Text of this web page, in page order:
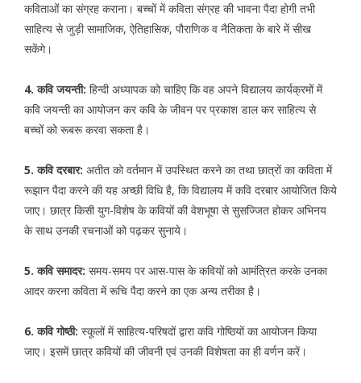
कविताओं का संग्रह कराना। बच्चों में कविता संग्रह की भावना पैदा होगी तभी
साहित्य से जुड़ी सामाजिक, ऐतिहासिक, पौराणिक व नैतिकता के बारे में सीख
सकेंगे।
4. कवि जयन्ती: हिन्दी अध्यापक को चाहिए कि वह अपने विद्यालय कार्यक्रमों में
कवि जयन्ती का आयोजन कर कवि के जीवन पर प्रकाश डाल कर साहित्य से
बच्चों को रूबरू करवा सकता है।
5. कवि दरबार: अतीत को वर्तमान में उपस्थित करने का तथा छात्रों का कविता में
रूझान पैदा करने की यह अच्छी विधि है, कि विद्यालय में कवि दरबार आयोजित किये
जाए। छात्र किसी युग-विशेष के कवियों की वेशभूषा से सुसज्जित होकर अभिनय
के साथ उनकी रचनाओं को पढ़कर सुनाये।
5. कवि समादर: समय-समय पर आस-पास के कवियों को आमंत्रित करके उनका
आदर करना कविता में रूचि पैदा करने का एक अन्य तरीका है।
6. कवि गोष्ठी: स्कूलों में साहित्य-परिषदों द्वारा कवि गोष्ठियों का आयोजन किया
जाए। इसमें छात्र कवियों की जीवनी एवं उनकी विशेषता का ही वर्णन करें।